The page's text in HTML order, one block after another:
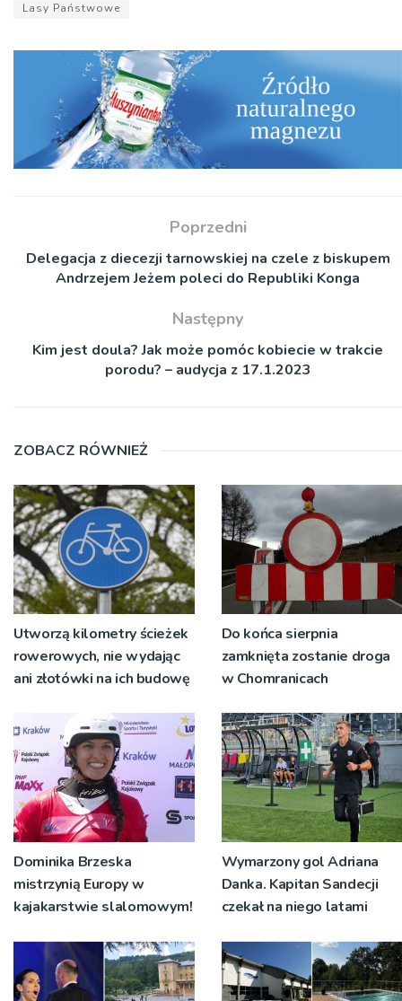
Lasy Państwowe
Poprzedni
Delegacja z diecezji tarnowskiej na czele z biskupem
Andrzejem Jeżem poleci do Republiki Konga
Następny
Kim jest doula? Jak może pomóc kobiecie w trakcie
porodu? – audycja z 17.1.2023
ZOBACZ RÓWNIEŻ
Utworzą kilometry ścieżek
rowerowych, nie wydając
ani złotówki na ich budowę
Do końca sierpnia
zamknięta zostanie droga
w Chomranicach
Dominika Brzeska
mistrzynią Europy w
kajakarstwie slalomowym!
Wymarzony gol Adriana
Danka. Kapitan Sandecji
czekał na niego latami